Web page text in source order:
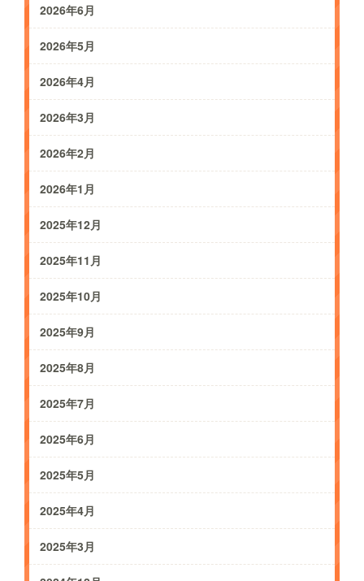
2026年6月
2026年5月
2026年4月
2026年3月
2026年2月
2026年1月
2025年12月
2025年11月
2025年10月
2025年9月
2025年8月
2025年7月
2025年6月
2025年5月
2025年4月
2025年3月